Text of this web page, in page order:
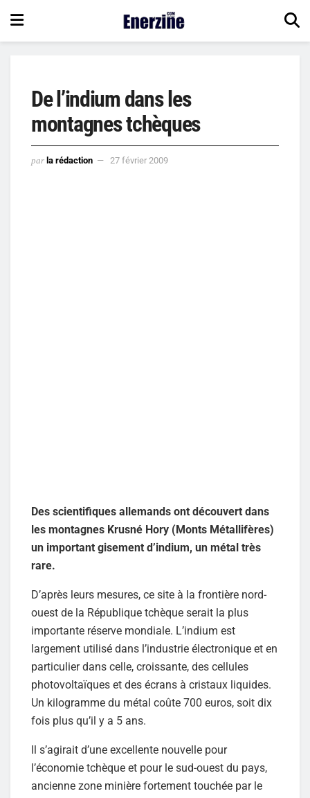
De l’indium dans les
montagnes tchèques
par la rédaction 27 février 2009
Des scientifiques allemands ont découvert dans
les montagnes Krusné Hory (Monts Métallifères)
un important gisement d’indium, un métal très
rare.
D’après leurs mesures, ce site à la frontière nord-
ouest de la République tchèque serait la plus
importante réserve mondiale. L’indium est
largement utilisé dans l’industrie électronique et en
particulier dans celle, croissante, des cellules
photovoltaïques et des écrans à cristaux liquides.
Un kilogramme du métal coûte 700 euros, soit dix
fois plus qu’il y a 5 ans.
Il s’agirait d’une excellente nouvelle pour
l’économie tchèque et pour le sud-ouest du pays,
ancienne zone minière fortement touchée par le